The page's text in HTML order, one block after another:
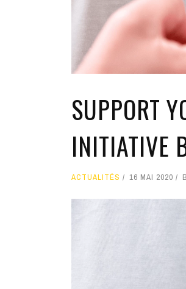
SUPPORT
INITIATIVE
ACTUALITÉS 16 MAI 2020